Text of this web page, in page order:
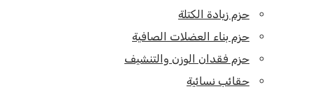
حزم زيادة الكتلة
حزم بناء العضلات الصافية
حزم فقدان الوزن والتنشيف
حقائب نسائية